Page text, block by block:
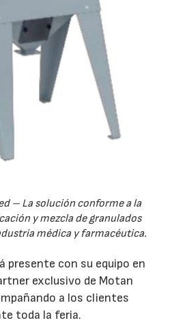
– La solución conforme a la
y mezcla de granulados
médica y farmacéutica.
presente con su equipo en
exclusivo de Motan
a los clientes
toda la feria.